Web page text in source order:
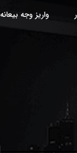
واریز وجه بیعانه